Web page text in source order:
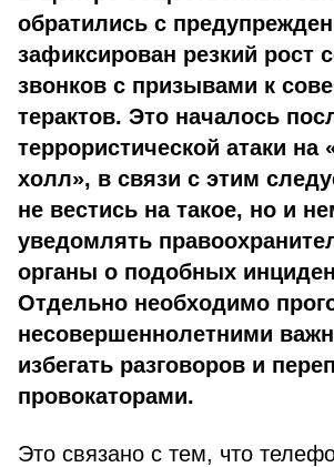
обратились с
зафиксирован резкий рост
звонков с призывами к
терактов. Это началось
террористической атаки на
холл», в связи с этим
не вестись на такое, но и
уведомлять
органы о подобных
Отдельно необходимо
несовершеннолетними
избегать разговоров и
провокаторами.
Это связано с тем, что